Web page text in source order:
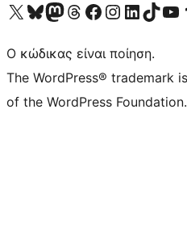
Visit our X (formerly Twitter) account
Visit our Bluesky account
Επισκεφθείτε τον λογαριασμό μας στο Mastodon
Visit our Threads account
Επισκεφτείτε τη σελίδα μας στο Facebook
Επισκεφθείτε τον λογαριασμό μας
Επισκεφθείτε τον λογαριασμό μας
Visit our TikTok
Visit our
Ο κώδικας είναι ποίηση.
The WordPress® trademark
of the WordPress Foundation.